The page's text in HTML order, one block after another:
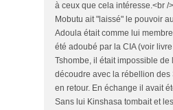
à ceux que cela intéresse.<br /
Mobutu ait "laissé" le pouvoir
Adoula était comme lui
été adoubé par la CIA (voir
Tshombe, il était impossible
découdre avec la rébellion
en retour. En échange il avait
Sans lui Kinshasa tombait et